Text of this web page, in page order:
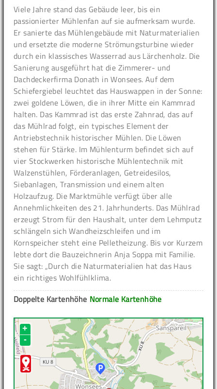
Viele Jahre stand das Gebäude leer, bis ein
passionierter Mühlenfan auf sie aufmerksam wurde.
Er sanierte das Mühlengebäude mit Naturmaterialien
und ersetzte die moderne Strömungsturbine wieder
durch ein klassisches Wasserrad aus Lärchenholz. Die
Sanierung ausgeführt hat die Zimmerer- und
Dachdeckerfirma Donath in Wonsees. Auf dem
Schiefergiebel leuchtet das Hauswappen in der Sonne:
zwei goldene Löwen, die in ihrer Mitte ein Kammrad
halten. Das Kammrad ist das erste Zahnrad, das auf
das Mühlrad folgt, ein typisches Element der
Antriebstechnik historischer Mühlen. Die Löwen
stehen für Stärke. Im Mühlenturm befindet sich auf
vier Stockwerken historische Mühlentechnik mit
Walzenstühlen, Förderanlagen, Getreidesilos,
Siebanlagen, Transmission und einem alten
Holzaufzug. Die Marktmühle verfügt über alle
Annehmlichkeiten des 21. Jahrhunderts. Das Mühlrad
erzeugt Strom für den Haushalt, unter dem Lehmputz
schlängeln sich Wandheizschleifen und im
Kornspeicher steht eine Pelletheizung. Bis vor Kurzem
lebte dort die Bauzeichnerin Anja Soppa mit Familie.
Sie sagt: „Durch die Naturmaterialien hat das Haus
ein richtiges Wohlfühlklima.
Normale Kartenhöhe
Doppelte Kartenhöhe
+
-